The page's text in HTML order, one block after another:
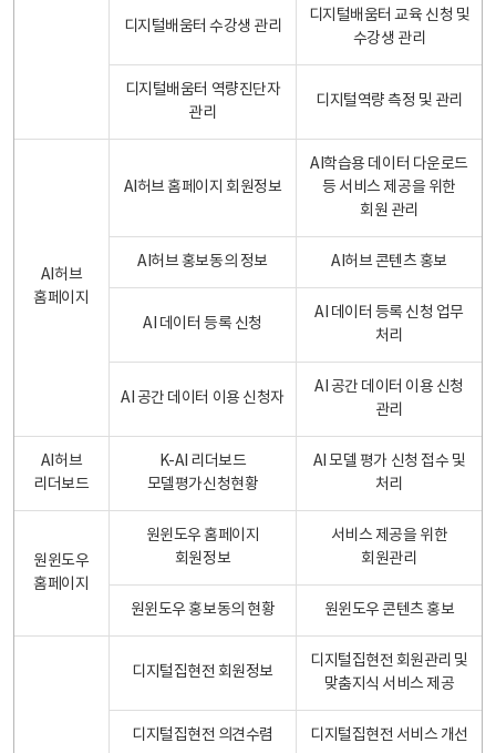
디지털배움터 수강생 관리
디지털배움터 교육 신청 및
수강생 관리
디지털배움터 역량진단자
관리
디지털역량 측정 및 관리
AI허브
홈페이지
AI허브 홈페이지 회원정보
AI학습용 데이터 다운로드
등 서비스 제공을 위한
회원 관리
AI허브 홍보동의 정보 AI허브 콘텐츠 홍보
AI 데이터 등록 신청
AI 데이터 등록 신청 업무
처리
AI 공간 데이터 이용 신청자
AI 공간 데이터 이용 신청
관리
AI허브
리더보드
K-AI 리더보드
모델평가신청현황
AI 모델 평가 신청 접수 및
처리
원윈도우
홈페이지
원윈도우 홈페이지
회원정보
서비스 제공을 위한
회원관리
원윈도우 홍보동의 현황 원윈도우 콘텐츠 홍보
디지털집현전 회원정보
디지털집현전 회원관리 및
맞춤지식 서비스 제공
디지털집현전 의견수렴 디지털집현전 서비스 개선